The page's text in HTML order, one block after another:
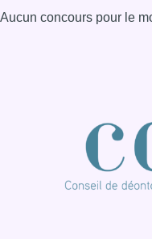
Aucun concours pour le